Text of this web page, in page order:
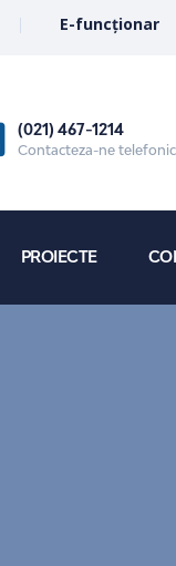
E-funcționar
(021) 467-1214
Contacteza-ne telefonic
PROIECTE